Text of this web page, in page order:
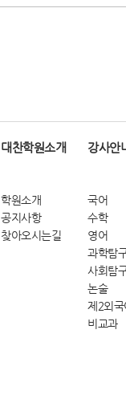
대찬학원소개
학원소개
공지사항
찾아오시는길
강사안
국어
수학
영어
과학탐
사회탐
논술
제2외국
비교과